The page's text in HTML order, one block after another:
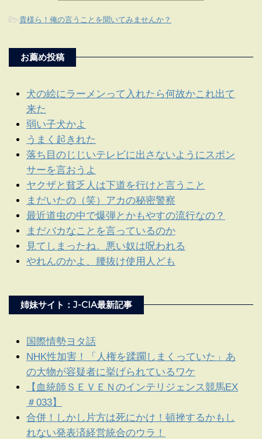
-貴様ら！俺の言うことを聞いてみませんか？
お薦め投稿
犬の絵にラーメンって入れたら何故かこれ出て
来た
弱い子犬かよ
うまく起きれた
落ち目のじじいテレビに出さないようにスポン
サーを言おうよ
ヤクザと貧乏人は下道を行けと言うこと
まだいたの（笑）アカの秘密警察
最近道虫の中で爆弾とかもやすの流行なの？
まだバカなことを言っているのか
見てしまったね。悪い奴は呪われる
やれんのかよ、腰抜け使用人ども
姉妹サイト：J-CIA最新記事
国際情勢ヨタ話
NHK性加害！「人権を蹂躙しまくっていた」あ
の大物が容疑者に挙げられているワケ
【血統師ＳＥＶＥＮのインテリジェンス競馬EX
＃033】
合併！しかし片方は死にかけ！頓挫するかもし
れない発表済経営統合のウラ！